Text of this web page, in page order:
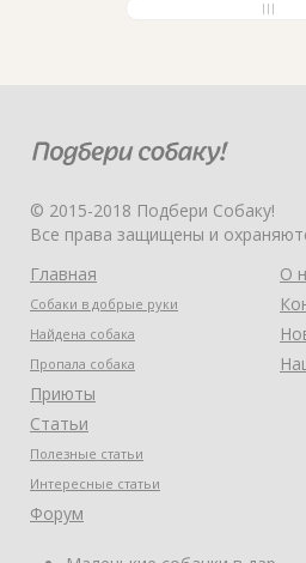
© 2015-2018 Подбери Собаку!
Все права защищены и
Главная
Собаки в добрые руки
Найдена собака
Пропала собака
Приюты
Статьи
Полезные статьи
Интересные статьи
Форум
О